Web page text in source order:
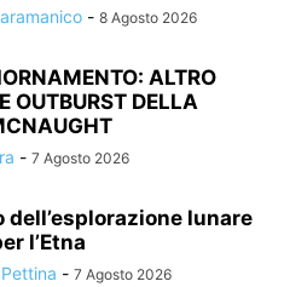
- 8 Agosto 2026
ALTRO
OUTBURST DELLA
- 7 Agosto 2026
dell’esplorazione lunare
l’Etna
- 7 Agosto 2026